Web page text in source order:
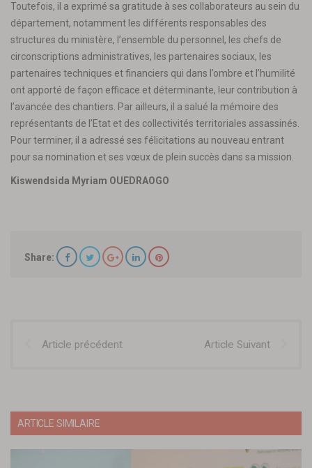
Toutefois, il a exprimé sa gratitude à ses collaborateurs au sein du
département, notamment les différents responsables des
structures du ministère, l’ensemble du personnel, les chefs de
circonscriptions administratives, les partenaires sociaux, les
partenaires techniques et financiers qui dans l’ombre et l’humilité
ont apporté de façon efficace et déterminante, leur contribution à
l’avancée des chantiers. Par ailleurs, il a salué la mémoire des
représentants de l’Etat et des collectivités territoriales assassinés.
Pour terminer, il a adressé ses félicitations au nouveau entrant
pour sa nomination et ses vœux de plein succès dans sa mission.
Kiswendsida Myriam OUEDRAOGO
Share:
Article précédent Article Suivant
ARTICLE SIMILAIRE